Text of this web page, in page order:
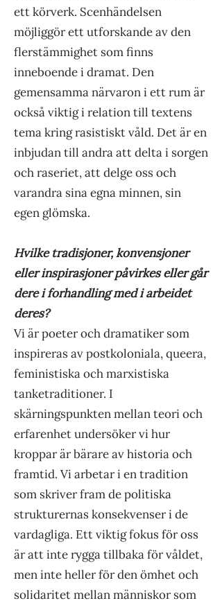
ett körverk. Scenhändelsen
möjliggör ett utforskande av den
flerstämmighet som finns
inneboende i dramat. Den
gemensamma närvaron i ett rum är
också viktig i relation till textens
tema kring rasistiskt våld. Det är en
inbjudan till andra att delta i sorgen
och raseriet, att delge oss och
varandra sina egna minnen, sin
egen glömska.
Hvilke tradisjoner, konvensjoner
eller inspirasjoner påvirkes eller går
dere i forhandling med i arbeidet
deres?
Vi är poeter och dramatiker som
inspireras av postkoloniala, queera,
feministiska och marxistiska
tanketraditioner. I
skärningspunkten mellan teori och
erfarenhet undersöker vi hur
kroppar är bärare av historia och
framtid. Vi arbetar i en tradition
som skriver fram de politiska
strukturernas konsekvenser i de
vardagliga. Ett viktig fokus för oss
är att inte rygga tillbaka för våldet,
men inte heller för den ömhet och
solidaritet mellan människor som